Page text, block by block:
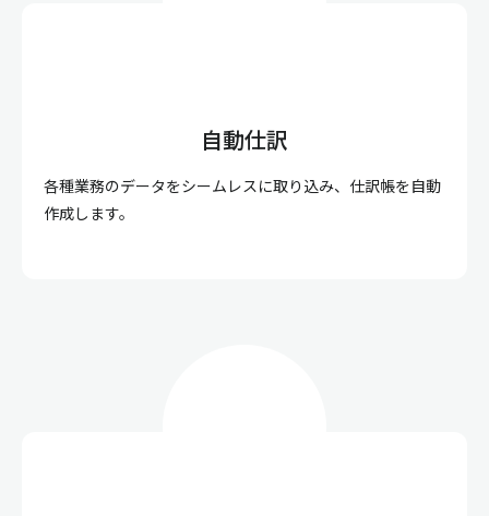
自動仕訳
各種業務のデータをシームレスに取り込み、仕訳帳を自動
作成します。